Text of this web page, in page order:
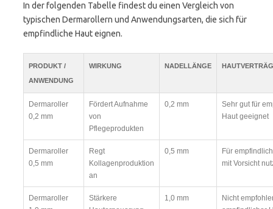
In der folgenden Tabelle findest du einen Vergleich von
typischen Dermarollern und Anwendungsarten, die sich für
empfindliche Haut eignen.
PRODUKT /
ANWENDUNG
WIRKUNG NADELLÄNGE
Dermaroller
0,2 mm
Fördert Aufnahme
von
Pflegeprodukten
0,2 mm
Sehr gut für
Haut geeignet
Dermaroller
0,5 mm
Regt
Kollagenproduktion
an
0,5 mm
Für
mit Vorsicht
Dermaroller
Stärkere
1,0 mm
Nicht